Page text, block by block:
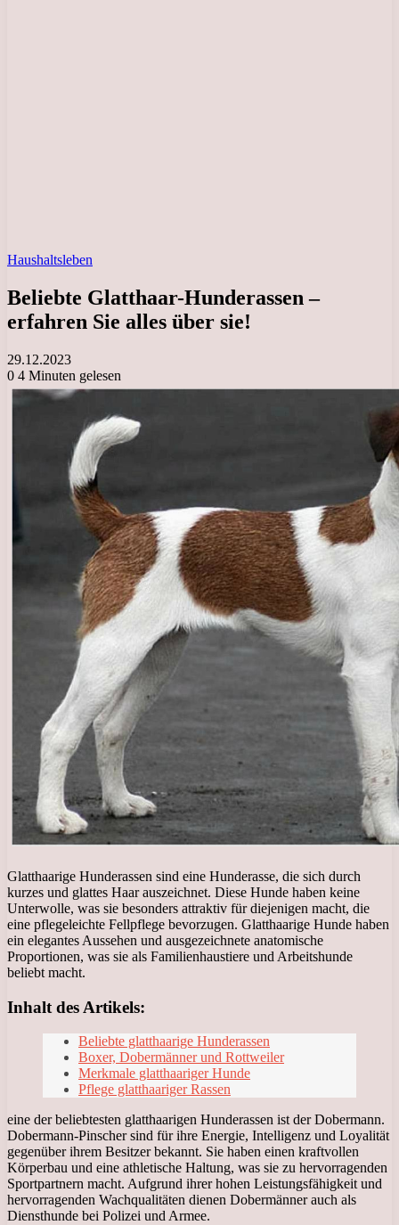
Haushaltsleben
Beliebte Glatthaar-Hunderassen –
erfahren Sie alles über sie!
29.12.2023
0 4 Minuten gelesen
Glatthaarige Hunderassen sind eine Hunderasse, die sich durch
kurzes und glattes Haar auszeichnet. Diese Hunde haben keine
Unterwolle, was sie besonders attraktiv für diejenigen macht, die
eine pflegeleichte Fellpflege bevorzugen. Glatthaarige Hunde haben
ein elegantes Aussehen und ausgezeichnete anatomische
Proportionen, was sie als Familienhaustiere und Arbeitshunde
beliebt macht.
Inhalt des Artikels:
Beliebte glatthaarige Hunderassen
Boxer, Dobermänner und Rottweiler
Merkmale glatthaariger Hunde
Pflege glatthaariger Rassen
eine der beliebtesten glatthaarigen Hunderassen ist der Dobermann.
Dobermann-Pinscher sind für ihre Energie, Intelligenz und Loyalität
gegenüber ihrem Besitzer bekannt. Sie haben einen kraftvollen
Körperbau und eine athletische Haltung, was sie zu hervorragenden
Sportpartnern macht. Aufgrund ihrer hohen Leistungsfähigkeit und
hervorragenden Wachqualitäten dienen Dobermänner auch als
Diensthunde bei Polizei und Armee.